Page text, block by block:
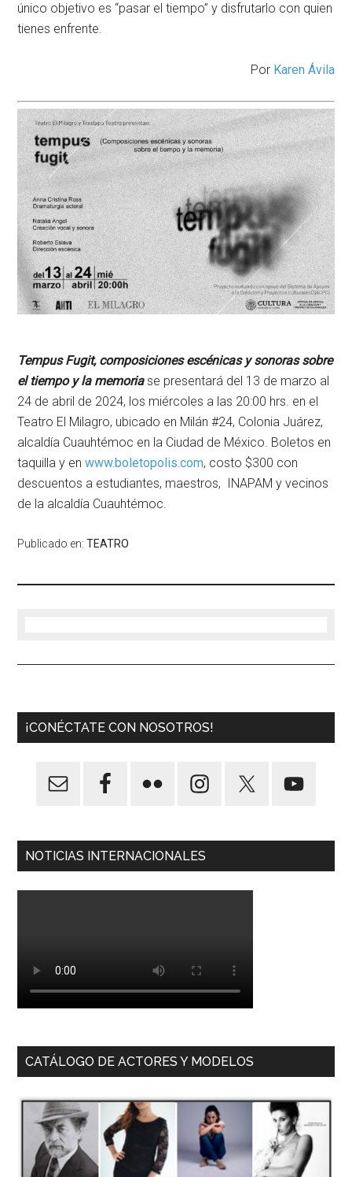
único objetivo es “pasar el tiempo” y disfrutarlo con quien
tienes enfrente.
Por Karen Ávila
Tempus Fugit, composiciones escénicas y sonoras sobre
el tiempo y la memoria se presentará del 13 de marzo al
24 de abril de 2024, los miércoles a las 20:00 hrs. en el
Teatro El Milagro, ubicado en Milán #24, Colonia Juárez,
alcaldía Cuauhtémoc en la Ciudad de México. Boletos en
taquilla y enwww.boletopolis.com, costo $300 con
descuentos a estudiantes, maestros, INAPAM y vecinos
de la alcaldía Cuauhtémoc.
Publicado en:TEATRO
¡CONÉCTATE CON NOSOTROS!
NOTICIAS INTERNACIONALES
CATÁLOGO DE ACTORES Y MODELOS